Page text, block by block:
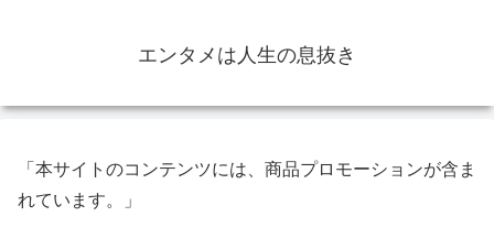
エンタメは人生の息抜き
「本サイトのコンテンツには、商品プロモーションが含ま
れています。」